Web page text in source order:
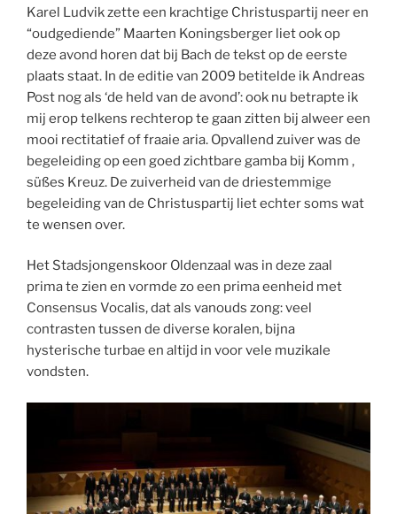
Karel Ludvik zette een krachtige Christuspartij neer en
“oudgediende” Maarten Koningsberger liet ook op
deze avond horen dat bij Bach de tekst op de eerste
plaats staat. In de editie van 2009 betitelde ik Andreas
Post nog als ‘de held van de avond’: ook nu betrapte ik
mij erop telkens rechterop te gaan zitten bij alweer een
mooi rectitatief of fraaie aria. Opvallend zuiver was de
begeleiding op een goed zichtbare gamba bij Komm ,
süßes Kreuz. De zuiverheid van de driestemmige
begeleiding van de Christuspartij liet echter soms wat
te wensen over.
Het Stadsjongenskoor Oldenzaal was in deze zaal
prima te zien en vormde zo een prima eenheid met
Consensus Vocalis, dat als vanouds zong: veel
contrasten tussen de diverse koralen, bijna
hysterische turbae en altijd in voor vele muzikale
vondsten.